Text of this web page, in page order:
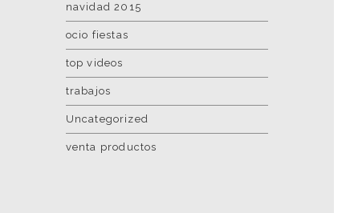
navidad 2015
ocio fiestas
top videos
trabajos
Uncategorized
venta productos